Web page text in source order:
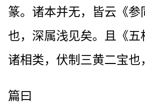
篆。诸本并无，皆云《参
也，深属浅见矣。且《五
诸相类，伏制三黄二宝也
篇曰